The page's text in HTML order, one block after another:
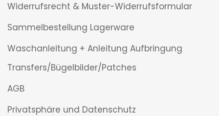
Widerrufsrecht & Muster-Widerrufsformular
Sammelbestellung Lagerware
Waschanleitung + Anleitung Aufbringung
Transfers/Bügelbilder/Patches
AGB
Privatsphäre und Datenschutz